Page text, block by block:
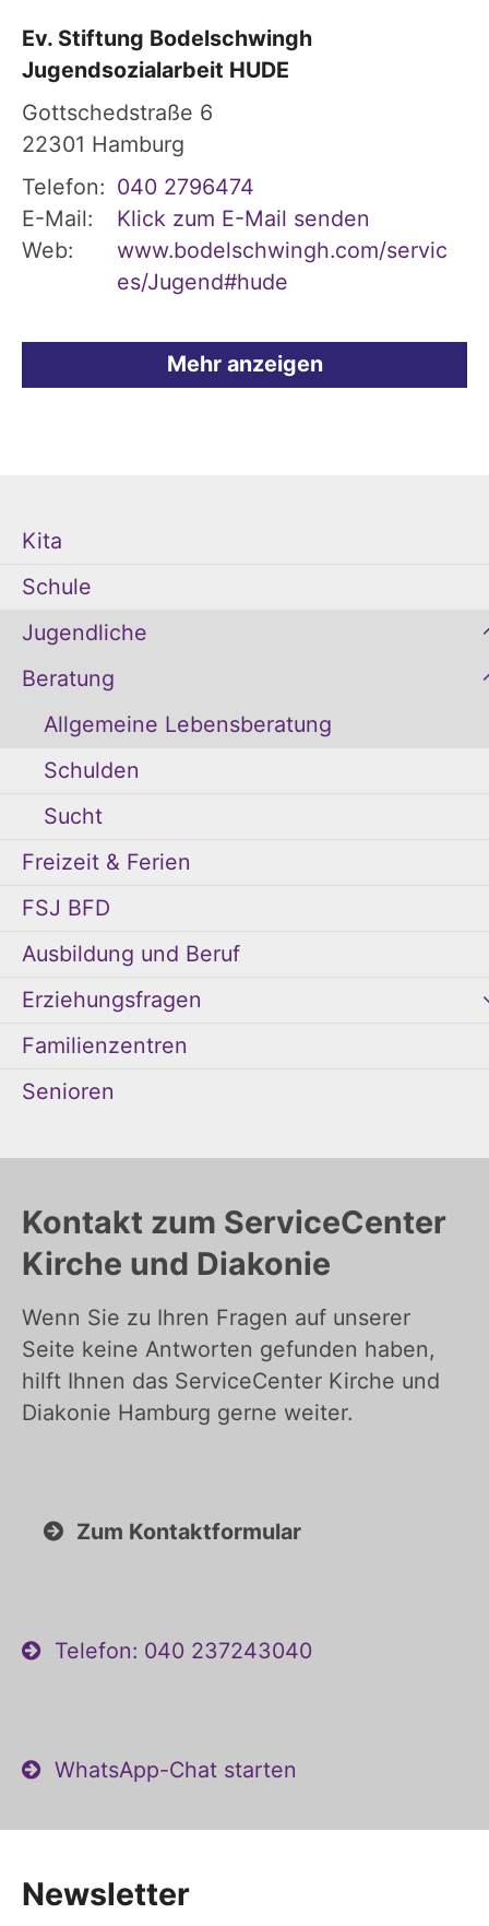
Ev. Stiftung Bodelschwingh
Jugendsozialarbeit HUDE
Gottschedstraße 6
22301 Hamburg
Telefon: 040 2796474
E-Mail:
Klick zum E-Mail senden
Web:
www.bodelschwingh.com/servic
es/Jugend#hude
Mehr anzeigen
Kita
Schule
Jugendliche
Beratung
Allgemeine Lebensberatung
Schulden
Sucht
Freizeit & Ferien
FSJ BFD
Ausbildung und Beruf
Erziehungsfragen
Familienzentren
Senioren
Kontakt zum ServiceCenter
Kirche und Diakonie
Wenn Sie zu Ihren Fragen auf unserer
Seite keine Antworten gefunden haben,
hilft Ihnen das ServiceCenter Kirche und
Diakonie Hamburg gerne weiter.
Zum Kontaktformular
Telefon: 040 237243040
WhatsApp-Chat starten
Newsletter